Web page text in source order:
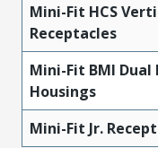
Mini-Fit HCS
Receptacles
Mini-Fit BMI Dual
Housings
Mini-Fit Jr.